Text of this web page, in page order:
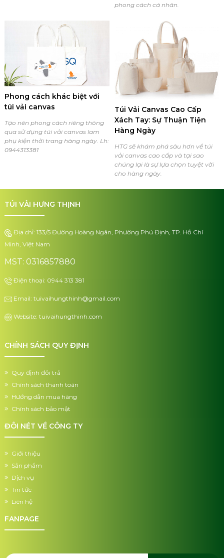
phong cách cá nhân.
Phong cách khác biệt với
túi vải canvas
Tạo nên phong cách riêng thông
qua sử dụng túi vải canvas lam
phụ kiện thời trang hàng ngày. Lh:
0944313381
Túi Vải Canvas Cao Cấp
Xách Tay: Sự Thuận Tiện
Hàng Ngày
HTG sẽ khám phá sâu hơn về túi
vải canvas cao cấp và tại sao
chúng lại là sự lựa chọn tuyệt vời
cho hàng ngày.
TÚI VẢI HƯNG THỊNH
Địa chỉ: 133/5 Đường Hoàng Ngân, Phường Phú Định, TP. Hồ Chí
Minh, Việt Nam
MST: 0316857880
Điện thoại: 0944 313 381
Email: tuivaihungthinh@gmail.com
Website: tuivaihungthinh.com
CHÍNH SÁCH QUY ĐỊNH
Quy định đổi trả
Chính sách thanh toán
Hướng dẫn mua hàng
Chính sách bảo mật
ĐÔI NÉT VỀ CÔNG TY
Giới thiệu
Sản phẩm
Dịch vụ
Tin tức
Liên hệ
FANPAGE